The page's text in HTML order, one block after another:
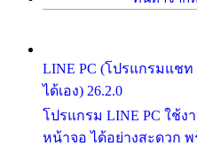
LINE PC (โปรแกรมแช
ได้เอง) 26.2.0
โปรแกรม LINE PC ใช้
หน้าจอ ได้อย่างสะดวก